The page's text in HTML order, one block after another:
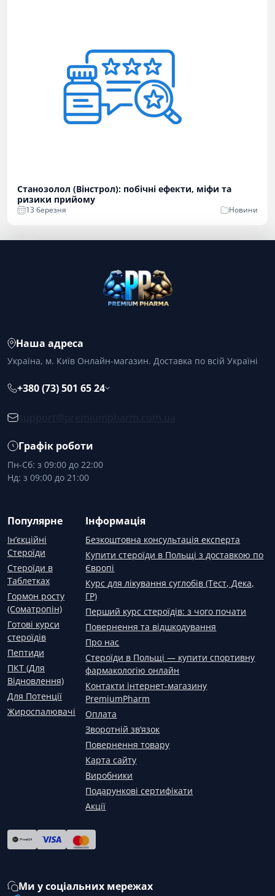
Станозолол (Вінстрол): побічні ефекти, міфи та
ризики прийому
13 березня Новини
Наша адреса
Україна, м. Київ Онлайн-магазин. Доставка по всій Україні
+380 (73) 501 65 24
Графік роботи
Пн-Сб: з 09:00 до 22:00
Нд: з 09:00 до 21:00
Популярне
Ін’єкційні
Стероїди
Стероїди в
Таблетках
Гормон росту
(Соматропін)
Готові курси
стероїдів
Пептиди
ПКТ (Для
Відновлення)
Для Потенції
Жироспалювачі
Інформація
Безкоштовна консультація експерта
Купити стероїди в Польщі з доставкою по
Європі
Курс для лікування суглобів (Тест, Дека,
ГР)
Перший курс стероїдів: з чого почати
Повернення та відшкодування
Про нас
Стероїди в Польщі — купити спортивну
фармакологію онлайн
Контакти інтернет-магазину
PremiumPharm
Оплата
Зворотній зв’язок
Повернення товару
Карта сайту
Виробники
Подарункові сертифікати
Акції
Ми у соціальних мережах